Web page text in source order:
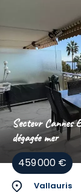
Secteur Cannes
dégagée mer
459 000 €
Vallauris